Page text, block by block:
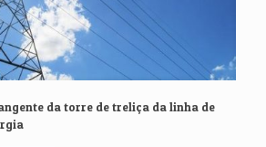
da torre de treliça da linha de